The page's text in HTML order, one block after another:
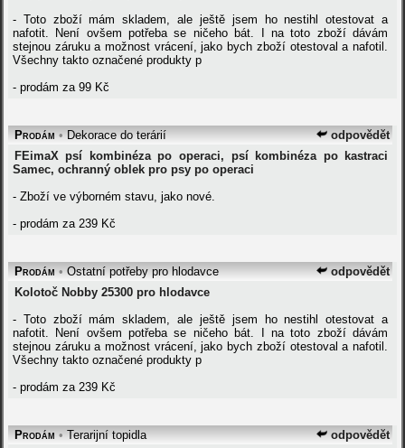
- Toto zboží mám skladem, ale ještě jsem ho nestihl otestovat a
nafotit. Není ovšem potřeba se ničeho bát. I na toto zboží dávám
stejnou záruku a možnost vrácení, jako bych zboží otestoval a nafotil.
Všechny takto označené produkty p
- prodám za 99 Kč
odpovědět
Prodám •Dekorace do terárií
FEimaX psí kombinéza po operaci, psí kombinéza po kastraci
Samec, ochranný oblek pro psy po operaci
- Zboží ve výborném stavu, jako nové.
- prodám za 239 Kč
odpovědět
Prodám •Ostatní potřeby pro hlodavce
Kolotoč Nobby 25300 pro hlodavce
- Toto zboží mám skladem, ale ještě jsem ho nestihl otestovat a
nafotit. Není ovšem potřeba se ničeho bát. I na toto zboží dávám
stejnou záruku a možnost vrácení, jako bych zboží otestoval a nafotil.
Všechny takto označené produkty p
- prodám za 239 Kč
odpovědět
Prodám •Terarijní topidla